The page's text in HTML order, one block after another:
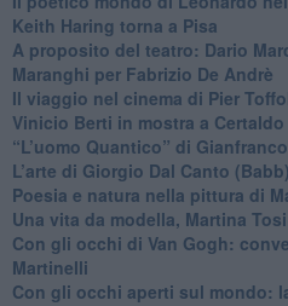
​Keith Haring torna a Pisa
​A proposito del teatro: Dario
Maranghi per Fabrizio De Andrè
​Il viaggio nel cinema di Pier
Vinicio Berti in mostra a Certaldo
“L’uomo Quantico” di
​L’arte di Giorgio Dal Canto (Babb)
Poesia e natura nella pittura di
Una vita da modella, Martina Tosi
​Con gli occhi di Van Gogh:
Martinelli
​Con gli occhi aperti sul mondo: